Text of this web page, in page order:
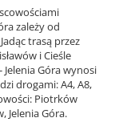
zależy od
trasą przez
i Cieśle
Góra wynosi
drogami: A4, A8,
Piotrków
Jelenia Góra.